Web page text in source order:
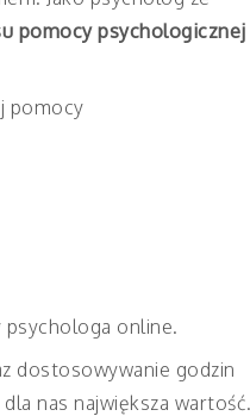
pomocy psychologicznej
pomocy
psychologa online.
dostosowywanie godzin
nas największa wartość.